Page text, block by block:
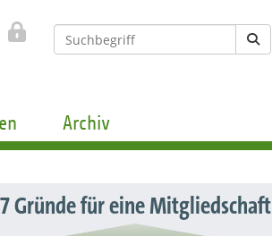
Archiv
7 Gründe für eine Mitgliedschaft